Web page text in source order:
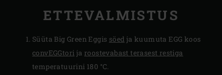
ETTEVALMISTUS
Süüta Big Green Eggis söed ja kuumuta EGG koos
convEGGtori jaroostevabast terasest restiga
temperatuurini 180 °C.